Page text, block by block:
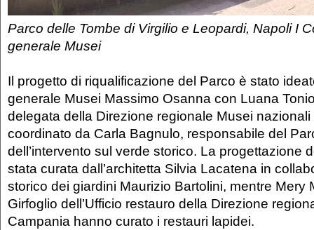
Parco delle Tombe di Virgilio e Leopardi, Napoli I
generale Musei
Il progetto di riqualificazione del Parco è stato
generale Musei Massimo Osanna con Luana
delegata della Direzione regionale Musei
coordinato da Carla Bagnulo, responsabile del
dell’intervento sul verde storico. La progettazione
stata curata dall’architetta Silvia Lacatena in
storico dei giardini Maurizio Bartolini, mentre Mery
Girfoglio dell’Ufficio restauro della Direzione
Campania hanno curato i restauri lapidei.